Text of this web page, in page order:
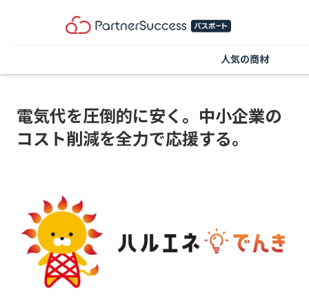
電気代を圧倒的に安く。中小企業の
コスト削減を全力で応援する。
人気の商材